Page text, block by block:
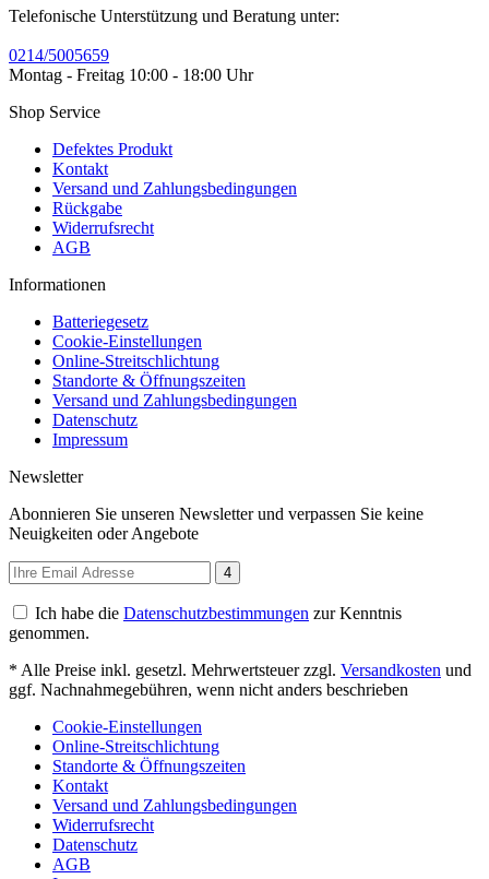
Telefonische Unterstützung und Beratung unter:
0214/5005659
Montag - Freitag 10:00 - 18:00 Uhr
Shop Service
Defektes Produkt
Kontakt
Versand und Zahlungsbedingungen
Rückgabe
Widerrufsrecht
AGB
Informationen
Batteriegesetz
Cookie-Einstellungen
Online-Streitschlichtung
Standorte & Öffnungszeiten
Versand und Zahlungsbedingungen
Datenschutz
Impressum
Newsletter
Abonnieren Sie unseren Newsletter und verpassen Sie keine
Neuigkeiten oder Angebote
4
Ich habe die Datenschutzbestimmungen zur Kenntnis
genommen.
* Alle Preise inkl. gesetzl. Mehrwertsteuer zzgl. Versandkosten und
ggf. Nachnahmegebühren, wenn nicht anders beschrieben
Cookie-Einstellungen
Online-Streitschlichtung
Standorte & Öffnungszeiten
Kontakt
Versand und Zahlungsbedingungen
Widerrufsrecht
Datenschutz
AGB